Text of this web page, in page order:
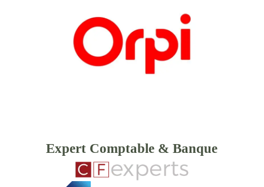
Expert Comptable & Banque